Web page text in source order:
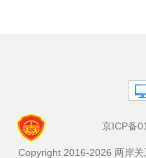
京ICP备
Copyright 2016-2026 两岸